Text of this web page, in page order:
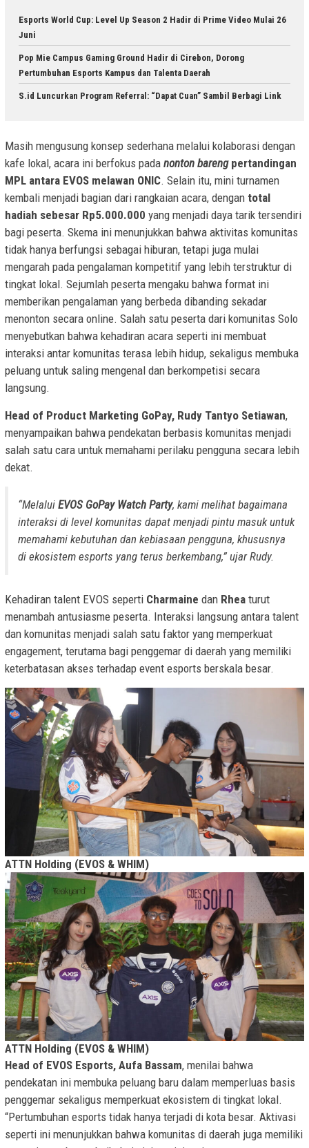
Esports World Cup: Level Up Season 2 Hadir di Prime Video Mulai 26
Juni
Pop Mie Campus Gaming Ground Hadir di Cirebon, Dorong
Pertumbuhan Esports Kampus dan Talenta Daerah
S.id Luncurkan Program Referral: “Dapat Cuan” Sambil Berbagi Link
Masih mengusung konsep sederhana melalui kolaborasi dengan
kafe lokal, acara ini berfokus pada nonton barengpertandingan
MPL antara EVOS melawan ONIC. Selain itu, mini turnamen
kembali menjadi bagian dari rangkaian acara, dengan total
hadiah sebesar Rp5.000.000 yang menjadi daya tarik tersendiri
bagi peserta. Skema ini menunjukkan bahwa aktivitas komunitas
tidak hanya berfungsi sebagai hiburan, tetapi juga mulai
mengarah pada pengalaman kompetitif yang lebih terstruktur di
tingkat lokal. Sejumlah peserta mengaku bahwa format ini
memberikan pengalaman yang berbeda dibanding sekadar
menonton secara online. Salah satu peserta dari komunitas Solo
menyebutkan bahwa kehadiran acara seperti ini membuat
interaksi antar komunitas terasa lebih hidup, sekaligus membuka
peluang untuk saling mengenal dan berkompetisi secara
langsung.
Head of Product Marketing GoPay, Rudy Tantyo Setiawan,
menyampaikan bahwa pendekatan berbasis komunitas menjadi
salah satu cara untuk memahami perilaku pengguna secara lebih
dekat.
“Melalui EVOS GoPay Watch Party, kami melihat bagaimana
interaksi di level komunitas dapat menjadi pintu masuk untuk
memahami kebutuhan dan kebiasaan pengguna, khususnya
di ekosistem esports yang terus berkembang,” ujar Rudy.
Kehadiran talent EVOS seperti Charmaine dan Rhea turut
menambah antusiasme peserta. Interaksi langsung antara talent
dan komunitas menjadi salah satu faktor yang memperkuat
engagement, terutama bagi penggemar di daerah yang memiliki
keterbatasan akses terhadap event esports berskala besar.
ATTN Holding (EVOS & WHIM)
ATTN Holding (EVOS & WHIM)
Head of EVOS Esports, Aufa Bassam, menilai bahwa
pendekatan ini membuka peluang baru dalam memperluas basis
penggemar sekaligus memperkuat ekosistem di tingkat lokal.
“Pertumbuhan esports tidak hanya terjadi di kota besar. Aktivasi
seperti ini menunjukkan bahwa komunitas di daerah juga memiliki